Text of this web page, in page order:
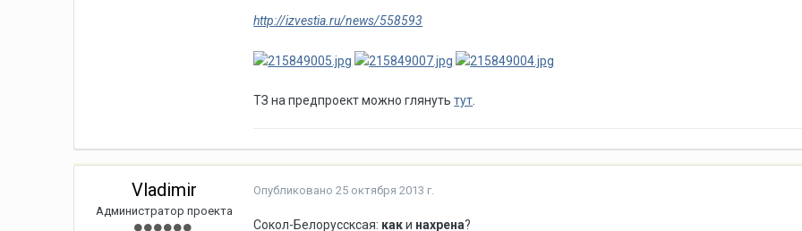
http://izvestia.ru/news/558593
ТЗ на предпроект можно глянутьтут.
Vladimir
Администратор проекта
Опубликовано25 октября 2013 г.
Сокол-Белоруссксая: каки нахрена?